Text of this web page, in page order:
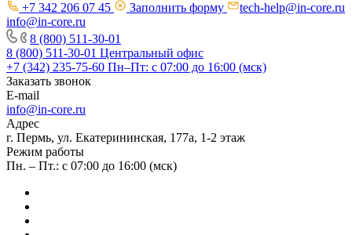
+7 342 206 07 45 Заполнить форму
tech-help@in-core.ru
info@in-core.ru
8 (800) 511-30-01
8 (800) 511-30-01 Центральный офис
+7 (342) 235-75-60 Пн–Пт: с 07:00 до 16:00 (мск)
Заказать звонок
E-mail
info@in-core.ru
Адрес
г. Пермь, ул. ​Екатерининская, 177а, ​1-2 этаж
Режим работы
Пн. – Пт.: с 07:00 до 16:00 (мск)